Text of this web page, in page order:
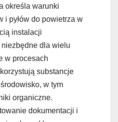
określa warunki
i pyłów do powietrza w
instalacji
niezbędne dla wielu
w procesach
substancje
w tym
organiczne.
dokumentacji i